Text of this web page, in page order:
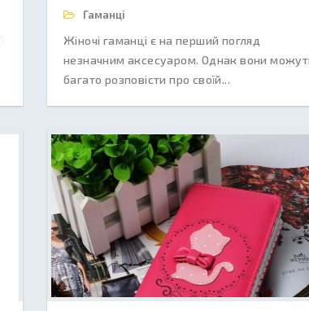
Гаманці
Жіночі гаманці є на перший погляд
незначним аксесуаром. Однак вони
багато розповісти про своїй...